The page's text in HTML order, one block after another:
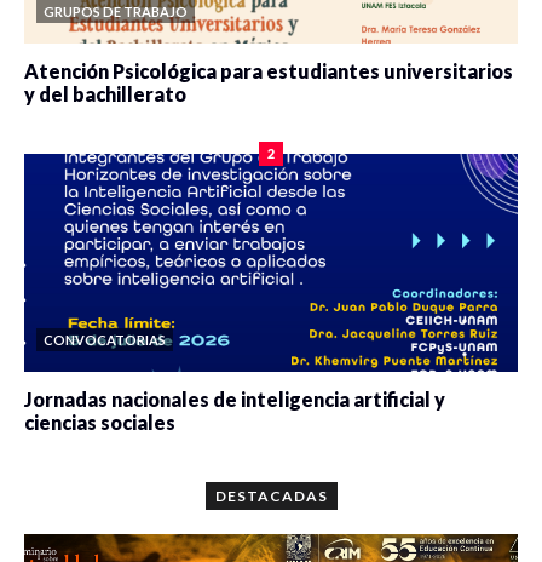
GRUPOS DE TRABAJO
Atención Psicológica para estudiantes universitarios
y del bachillerato
2
CONVOCATORIAS
Jornadas nacionales de inteligencia artificial y
ciencias sociales
DESTACADAS